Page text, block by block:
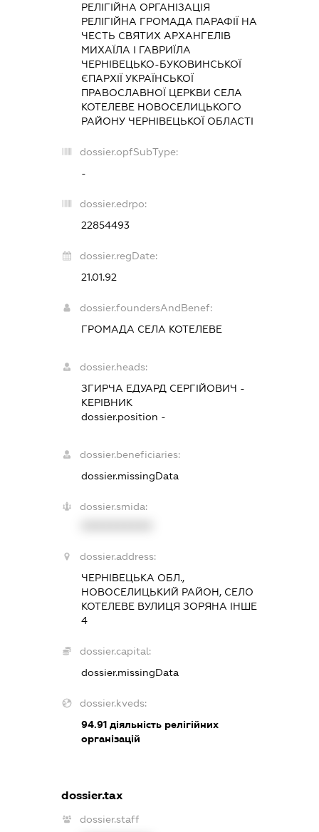
РЕЛІГІЙНА ОРГАНІЗАЦІЯ
РЕЛІГІЙНА ГРОМАДА ПАРАФІЇ НА
ЧЕСТЬ СВЯТИХ АРХАНГЕЛІВ
МИХАЇЛА І ГАВРИЇЛА
ЧЕРНІВЕЦЬКО-БУКОВИНСЬКОЇ
ЄПАРХІЇ УКРАЇНСЬКОЇ
ПРАВОСЛАВНОЇ ЦЕРКВИ СЕЛА
КОТЕЛЕВЕ НОВОСЕЛИЦЬКОГО
РАЙОНУ ЧЕРНІВЕЦЬКОЇ ОБЛАСТІ
dossier.opfSubType:
-
dossier.edrpo:
22854493
dossier.regDate:
21.01.92
dossier.foundersAndBenef:
ГРОМАДА СЕЛА КОТЕЛЕВЕ
dossier.heads:
ЗГИРЧА ЕДУАРД СЕРГІЙОВИЧ -
КЕРІВНИК
dossier.position -
dossier.beneficiaries:
dossier.missingData
dossier.smida:
dossier.address:
ЧЕРНІВЕЦЬКА ОБЛ.,
НОВОСЕЛИЦЬКИЙ РАЙОН, СЕЛО
КОТЕЛЕВЕ ВУЛИЦЯ ЗОРЯНА ІНШЕ
4
dossier.capital:
dossier.missingData
dossier.kveds:
94.91діяльність релігійних
організацій
dossier.tax
dossier.staff